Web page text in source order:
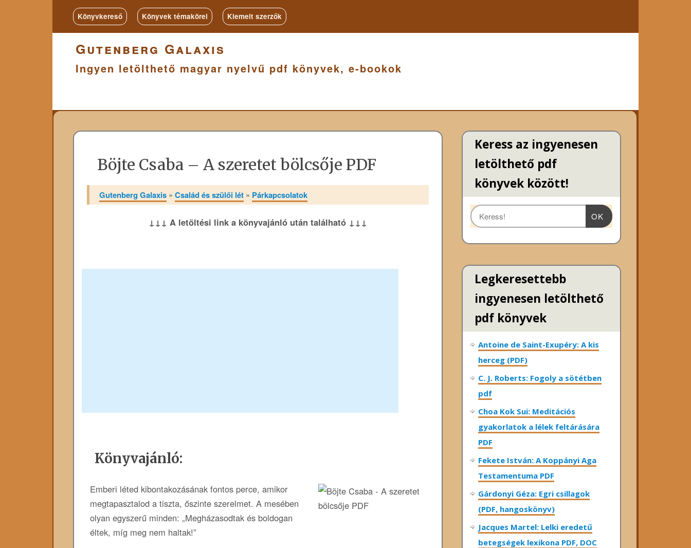
Könyvkereső Könyvek témakörei Kiemelt szerzők
Gutenberg Galaxis
Ingyen letölthető magyar nyelvű pdf könyvek, e-bookok
Böjte Csaba – A szeretet bölcsője PDF
Gutenberg Galaxis »Család és szülői lét » Párkapcsolatok
↓↓↓ A letöltési link a könyvajánló után található ↓↓↓
Könyvajánló:
Emberi léted kibontakozásának fontos perce, amikor
megtapasztalod a tiszta, őszinte szerelmet. A mesében
olyan egyszerű minden: „Megházasodtak és boldogan
éltek, míg meg nem haltak!”
Keress az ingyenesen
letölthető pdf
könyvek között!
OK
Legkeresettebb
ingyenesen letölthető
pdf könyvek
Antoine de Saint-Exupéry: A kis
herceg (PDF)
C. J. Roberts: Fogoly a sötétben
pdf
Choa Kok Sui: Meditációs
gyakorlatok a lélek feltárására
PDF
Fekete István: A Koppányi Aga
Testamentuma PDF
Gárdonyi Géza: Egri csillagok
(PDF, hangoskönyv)
Jacques Martel: Lelki eredetű
betegségek lexikona PDF, DOC